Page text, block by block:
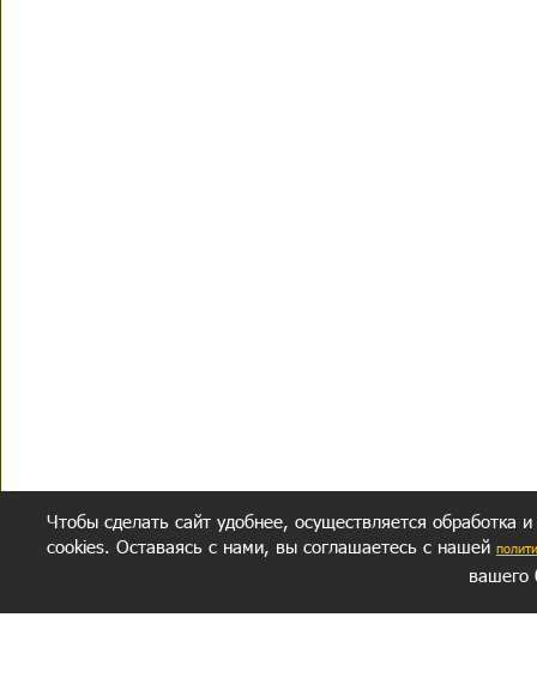
Чтобы сделать сайт удобнее, осуществляется обработка
cookies. Оставаясь с нами, вы соглашаетесь с нашей
вашего